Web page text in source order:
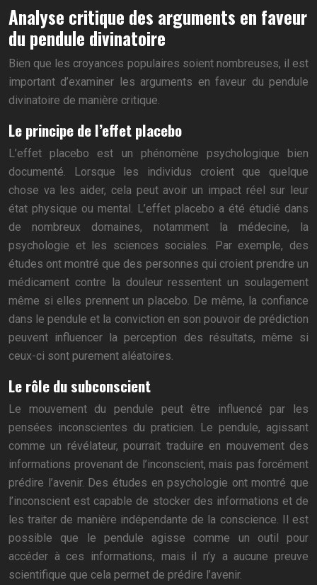
Analyse critique des arguments en faveur
du pendule divinatoire
Bien que les croyances populaires soient nombreuses, il est
important d’examiner les arguments en faveur du pendule
divinatoire de manière critique.
Le principe de l’effet placebo
L’effet placebo est un phénomène psychologique bien
documenté. Lorsque les individus croient que quelque
chose va les aider, cela peut avoir un impact réel sur leur
état physique ou mental. L’effet placebo a été étudié dans
de nombreux domaines, notamment la médecine, la
psychologie et les sciences sociales. Par exemple, des
études ont montré que des personnes qui croient prendre un
médicament contre la douleur ressentent un soulagement
même si elles prennent un placebo. De même, la confiance
dans le pendule et la conviction en son pouvoir de prédiction
peuvent influencer la perception des résultats, même si
ceux-ci sont purement aléatoires.
Le rôle du subconscient
Le mouvement du pendule peut être influencé par les
pensées inconscientes du praticien. Le pendule, agissant
comme un révélateur, pourrait traduire en mouvement des
informations provenant de l’inconscient, mais pas forcément
prédire l’avenir. Des études en psychologie ont montré que
l’inconscient est capable de stocker des informations et de
les traiter de manière indépendante de la conscience. Il est
possible que le pendule agisse comme un outil pour
accéder à ces informations, mais il n’y a aucune preuve
scientifique que cela permet de prédire l’avenir.